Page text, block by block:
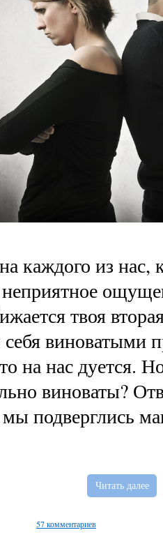
каждого из нас,
твоя
себя виноватыми
на нас дуется.
виноваты?
подверглись
Читать далее
57 комментариев